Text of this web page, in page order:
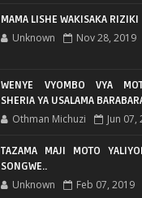
MAMA LISHE WAKISAKA RIZIKI
Unknown Nov 28, 2019
WENYE VYOMBO VYA
SHERIA YA USALAMA
Othman Michuzi Jun 07,
TAZAMA MAJI MOTO
SONGWE..
Unknown Feb 07, 2019